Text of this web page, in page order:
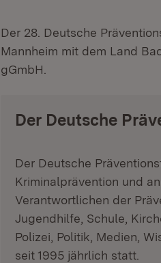
Der 28. Deutsche
Mannheim mit dem Land
gGmbH.
Der Deutsche
Der Deutsche
Kriminalprävention und
Verantwortlichen der
Jugendhilfe, Schule,
Polizei, Politik, Medien,
seit 1995 jährlich statt.